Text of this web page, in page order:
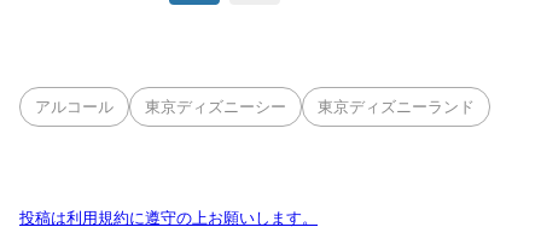
アルコール 東京ディズニーシー 東京ディズニーランド